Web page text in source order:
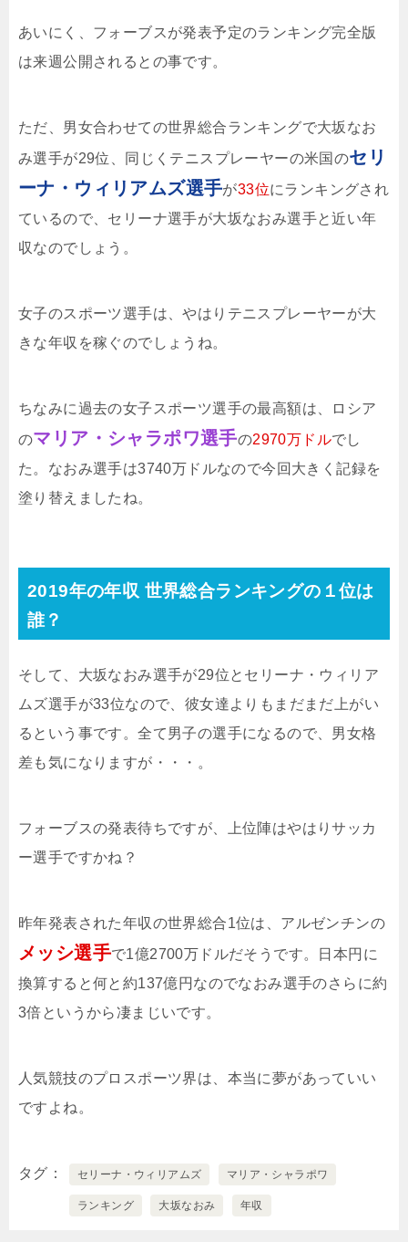
あいにく、フォーブスが発表予定のランキング完全版
は来週公開されるとの事です。
ただ、男女合わせての世界総合ランキングで大坂なお
み選手が29位、同じくテニスプレーヤーの米国のセリ
ーナ・ウィリアムズ選手が33位にランキングされ
ているので、セリーナ選手が大坂なおみ選手と近い年
収なのでしょう。
女子のスポーツ選手は、やはりテニスプレーヤーが大
きな年収を稼ぐのでしょうね。
ちなみに過去の女子スポーツ選手の最高額は、ロシア
のマリア・シャラポワ選手の2970万ドルでし
た。なおみ選手は3740万ドルなので今回大きく記録を
塗り替えましたね。
2019年の年収 世界総合ランキングの１位は
誰？
そして、大坂なおみ選手が29位とセリーナ・ウィリア
ムズ選手が33位なので、彼女達よりもまだまだ上がい
るという事です。全て男子の選手になるので、男女格
差も気になりますが・・・。
フォーブスの発表待ちですが、上位陣はやはりサッカ
ー選手ですかね？
昨年発表された年収の世界総合1位は、アルゼンチンの
メッシ選手で1億2700万ドルだそうです。日本円に
換算すると何と約137億円なのでなおみ選手のさらに約
3倍というから凄まじいです。
人気競技のプロスポーツ界は、本当に夢があっていい
ですよね。
タグ セリーナ・ウィリアムズ マリア・シャラポワ
ランキング 大坂なおみ 年収